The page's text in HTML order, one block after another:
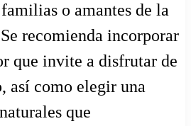
o amantes de la
recomienda incorporar
que invite a disfrutar de
así como elegir una
que